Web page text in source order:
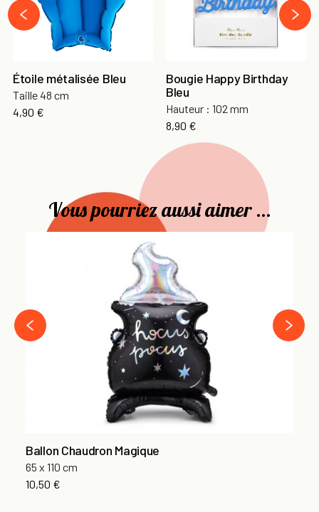
Étoile métalisée Bleu
Taille 48 cm
4,90 €
Bougie Happy Birthday
Bleu
Hauteur : 102 mm
8,90 €
‹
›
Vous pourriez aussi aimer ...
Ballon Chaudron Magique
65 x 110 cm
10,50 €
‹
›